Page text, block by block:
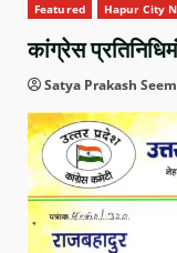
Featured Hapur City
कांग्रेस
Satya Prakash